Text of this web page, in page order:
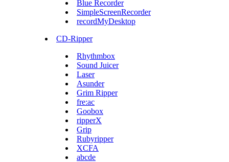
Blue Recorder
SimpleScreenRecorder
recordMyDesktop
CD-Ripper
Rhythmbox
Sound Juicer
Laser
Asunder
Grim Ripper
fre:ac
Goobox
ripperX
Grip
Rubyripper
XCFA
abcde